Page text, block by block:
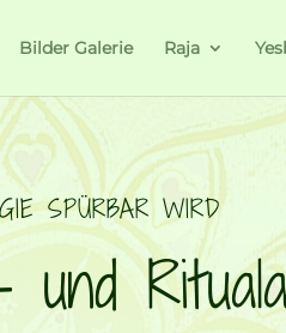
Bilder Galerie Raja
SPÜRBAR WIRD
und